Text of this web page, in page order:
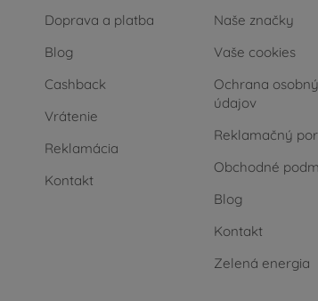
Doprava a platba
Blog
Cashback
Vrátenie
Reklamácia
Kontakt
Naše značky
Vaše cookies
Ochrana
údajov
Reklamačný
Obchodné
Blog
Kontakt
Zelená energia